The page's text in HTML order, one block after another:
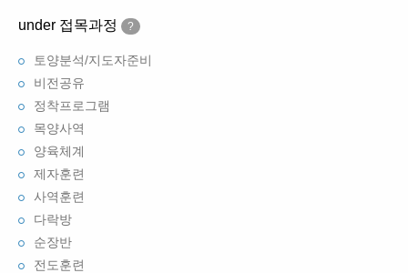
under 접목과정 ?
토양분석/지도자준비
비전공유
정착프로그램
목양사역
양육체계
제자훈련
사역훈련
다락방
순장반
전도훈련